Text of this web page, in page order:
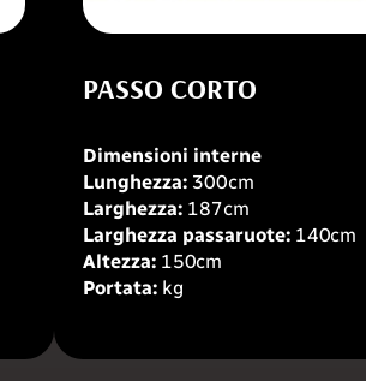
PASSO CORTO
Dimensioni interne
Lunghezza: 300cm
Larghezza:187cm
Larghezza passaruote: 140cm
Altezza: 150cm
Portata: kg